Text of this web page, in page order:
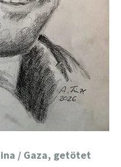
/ Gaza, getötet